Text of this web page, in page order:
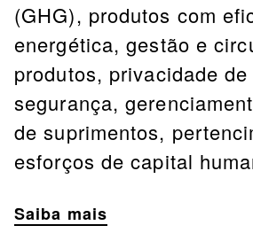
(GHG), produtos com
energética, gestão e
produtos, privacidade
segurança,
de suprimentos,
esforços de capital
Saiba mais